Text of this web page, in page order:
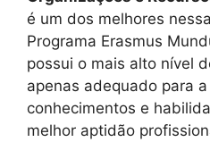
é um dos melhores
Programa Erasmus
possui o mais alto nível
apenas adequado para
conhecimentos e
melhor aptidão